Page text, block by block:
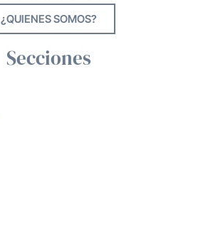
¿QUIENES SOMOS?
Secciones